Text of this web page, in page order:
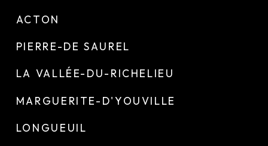
ACTON
PIERRE-DE SAUREL
LA VALLÉE-DU-RICHELIEU
MARGUERITE-D'YOUVILLE
LONGUEUIL